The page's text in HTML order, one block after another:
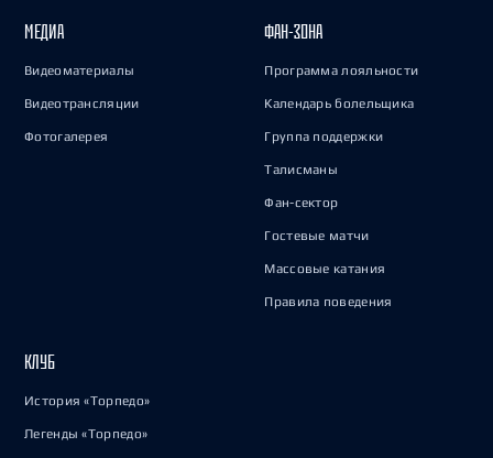
МЕДИА
Видеоматериалы
Видеотрансляции
Фотогалерея
ФАН-ЗОНА
Программа лояльности
Календарь болельщика
Группа поддержки
Талисманы
Фан-сектор
Гостевые матчи
Массовые катания
Правила поведения
КЛУБ
История «Торпедо»
Легенды «Торпедо»